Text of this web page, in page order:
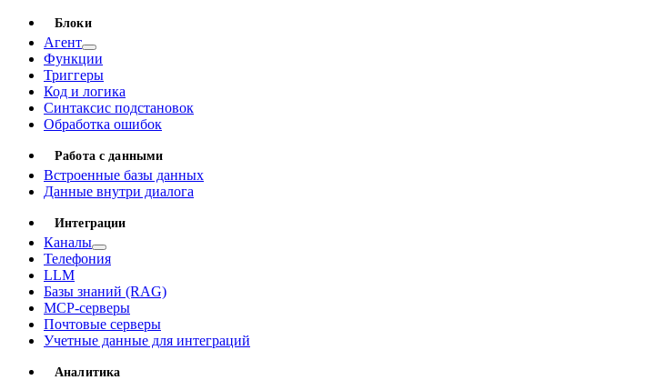
Блоки
Агент
Функции
Триггеры
Код и логика
Синтаксис подстановок
Обработка ошибок
Работа с данными
Встроенные базы данных
Данные внутри диалога
Интеграции
Каналы
Телефония
LLM
Базы знаний (RAG)
MCP-серверы
Почтовые серверы
Учетные данные для интеграций
Аналитика